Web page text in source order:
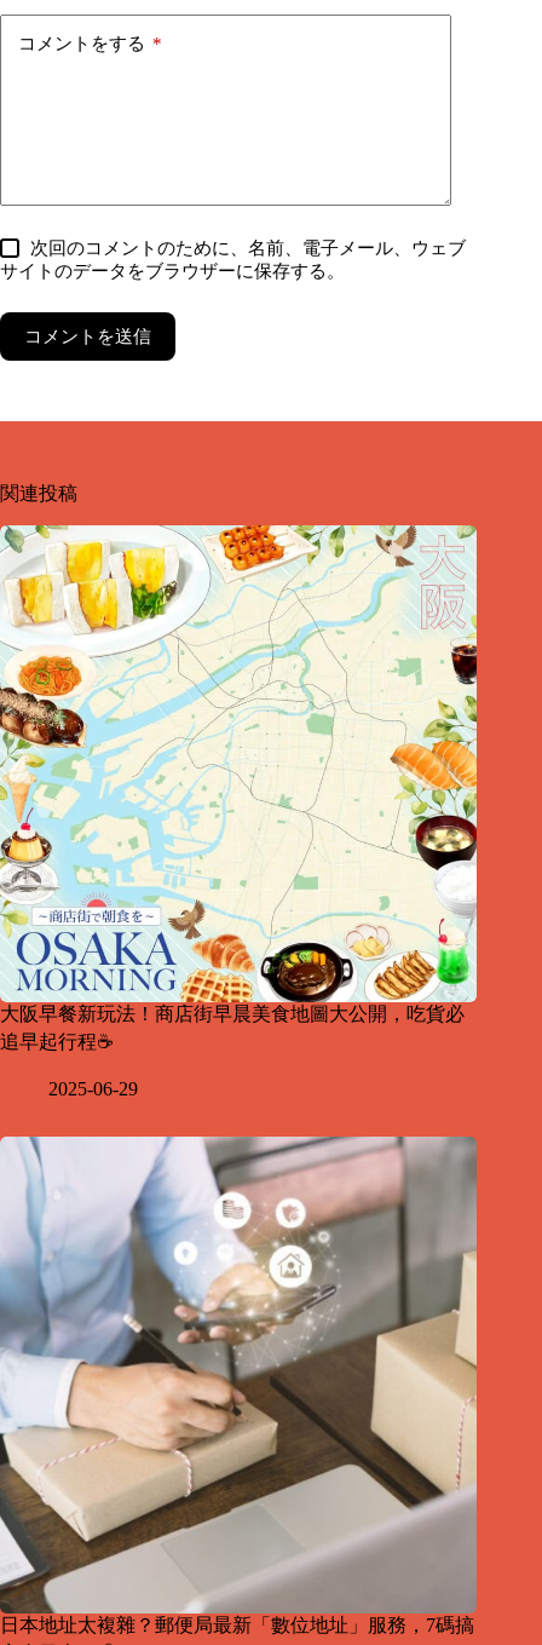
コメントをする *
次回のコメントのために、名前、電子メール、ウェブ
サイトのデータをブラウザーに保存する。
コメントを送信
関連投稿
大阪早餐新玩法！商店街早晨美食地圖大公開，吃貨必
追早起行程☕
2025-06-29
日本地址太複雜？郵便局最新「數位地址」服務，7碼搞